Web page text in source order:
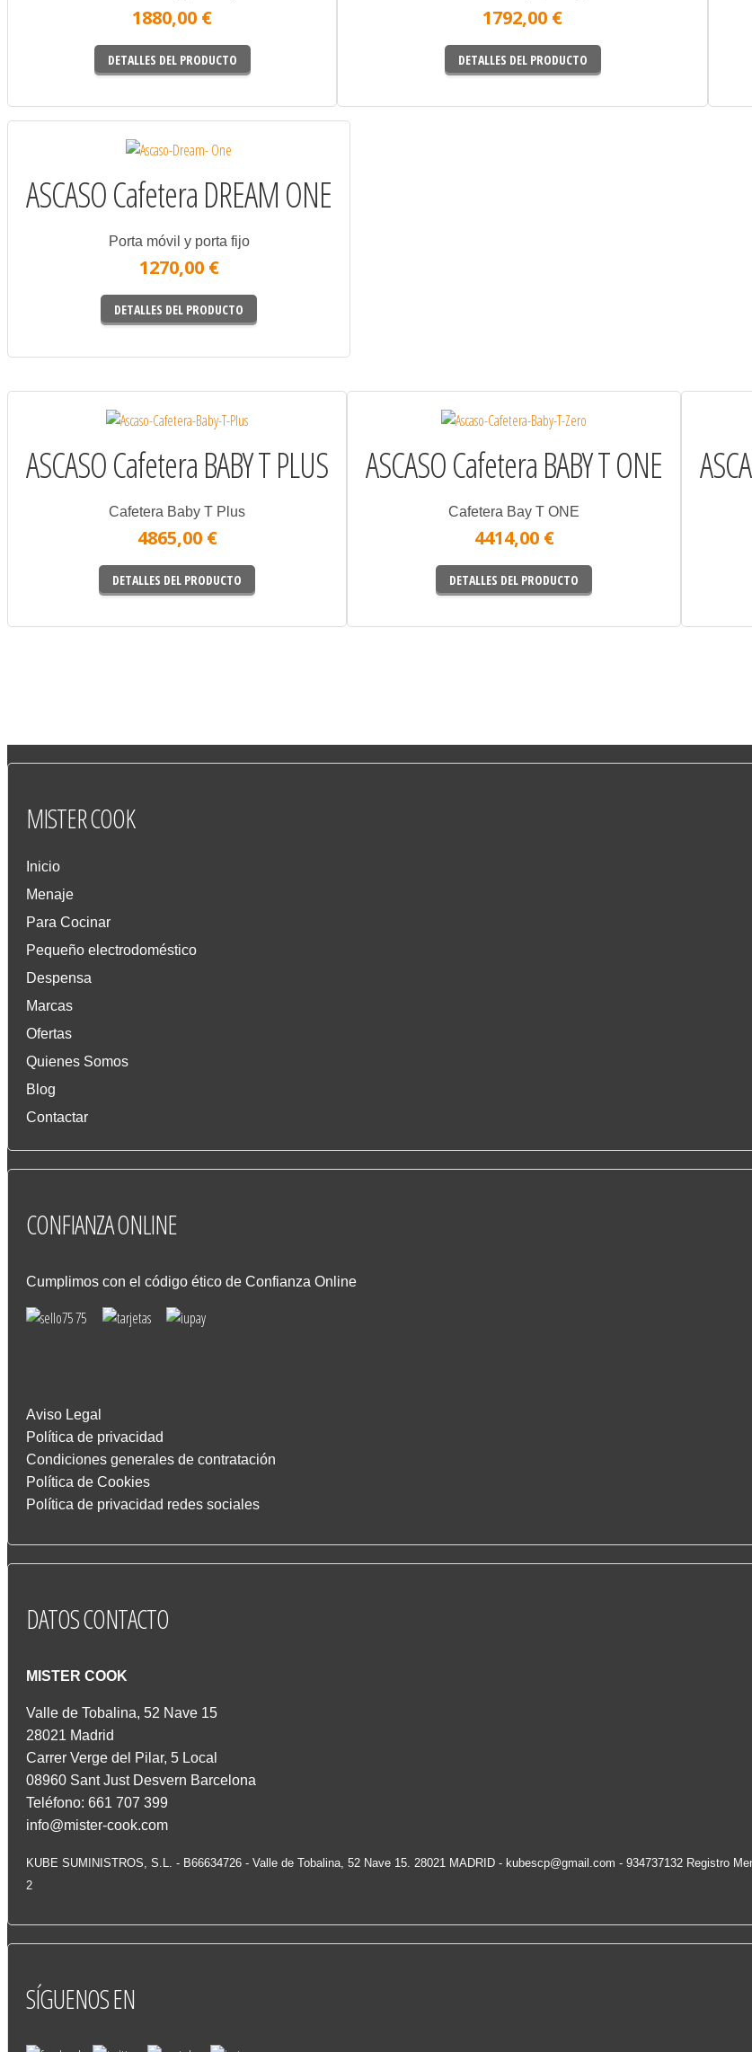
1880,00 €
DETALLES DEL PRODUCTO
1792,00 €
DETALLES DEL PRODUCTO
ASCASO Cafetera DREAM ONE
Porta móvil y porta fijo
1270,00 €
DETALLES DEL PRODUCTO
ASCASO Cafetera BABY T PLUS
Cafetera Baby T Plus
4865,00 €
DETALLES DEL PRODUCTO
ASCASO Cafetera BABY T ONE
Cafetera Bay T ONE
4414,00 €
DETALLES DEL PRODUCTO
MISTERCOOK
Inicio
Menaje
Para Cocinar
Pequeño electrodoméstico
Despensa
Marcas
Ofertas
Quienes Somos
Blog
Contactar
CONFIANZAONLINE
Cumplimos con el código ético de Confianza Online
Aviso Legal
Política de privacidad
Condiciones generales de contratación
Política de Cookies
Política de privacidad redes sociales
DATOSCONTACTO
MISTER COOK
Valle de Tobalina, 52 Nave 15
28021 Madrid
Carrer Verge del Pilar, 5 Local
08960 Sant Just Desvern Barcelona
Teléfono: 661 707 399
info@mister-cook.com
KUBE SUMINISTROS, S.L. - B66634726 - Valle de Tobalina, 52 Nave 15. 28021 MADRID - kubescp@gmail.com - 934737132 Registro
2
SÍGUENOSEN